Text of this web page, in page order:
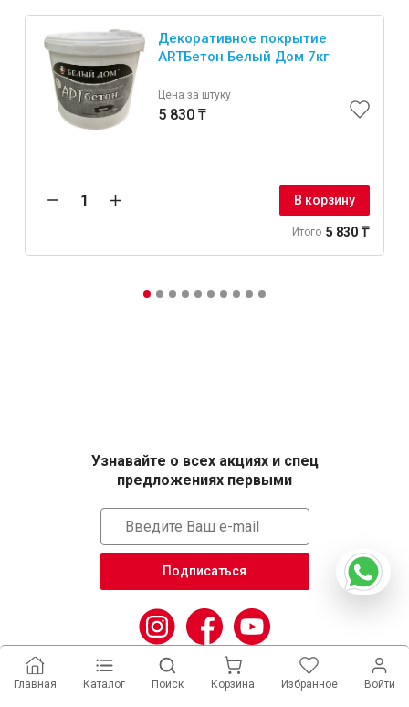
Декоративное покрытие
ARTБетон Белый Дом 7кг
Цена за штуку
5 830 ₸
В корзину
Итого 5 830 ₸
Узнавайте о всех акциях и спец
предложениях первыми
Подписаться
Главная Каталог Поиск Корзина Избранное Войти